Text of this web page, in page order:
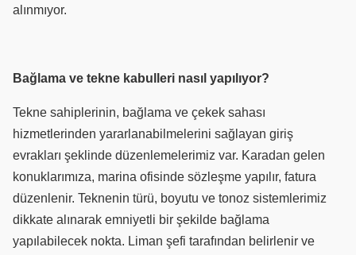
alınmıyor.
Bağlama ve tekne kabulleri nasıl yapılıyor?
Tekne sahiplerinin, bağlama ve çekek sahası
hizmetlerinden yararlanabilmelerini sağlayan giriş
evrakları şeklinde düzenlemelerimiz var. Karadan gelen
konuklarımıza, marina ofisinde sözleşme yapılır, fatura
düzenlenir. Teknenin türü, boyutu ve tonoz sistemlerimiz
dikkate alınarak emniyetli bir şekilde bağlama
yapılabilecek nokta. Liman şefi tarafından belirlenir ve